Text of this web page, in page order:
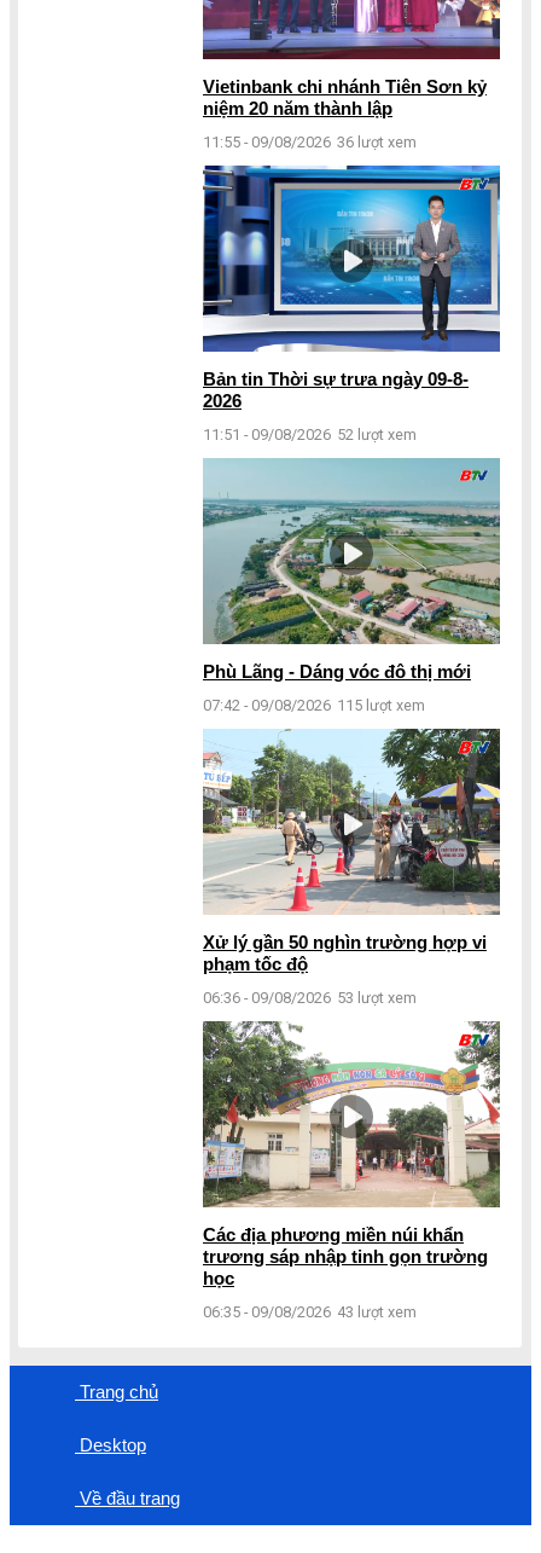
Vietinbank chi nhánh Tiên Sơn kỷ
niệm 20 năm thành lập
11:55 - 09/08/2026 36 lượt xem
Bản tin Thời sự trưa ngày 09-8-
2026
11:51 - 09/08/2026 52 lượt xem
Phù Lãng - Dáng vóc đô thị mới
07:42 - 09/08/2026 115 lượt xem
Xử lý gần 50 nghìn trường hợp vi
phạm tốc độ
06:36 - 09/08/2026 53 lượt xem
Các địa phương miền núi khẩn
trương sáp nhập tinh gọn trường
học
06:35 - 09/08/2026 43 lượt xem
Trang chủ
Desktop
Về đầu trang